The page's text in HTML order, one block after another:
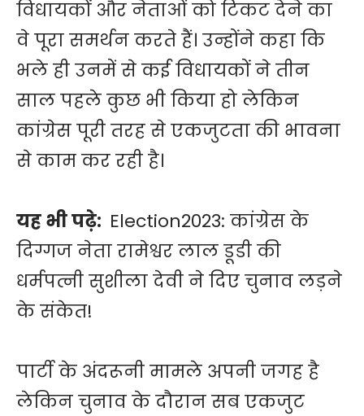
विधायकों और नेताओं को टिकट देने का
वे पूरा समर्थन करते हैं। उन्होंने कहा कि
भले ही उनमें से कई विधायकों ने तीन
साल पहले कुछ भी किया हो लेकिन
कांग्रेस पूरी तरह से एकजुटता की भावना
से काम कर रही है।
यह भी पढ़े: Election2023: कांग्रेस के
दिग्गज नेता रामेश्वर लाल डूडी की
धर्मपत्नी सुशीला देवी ने दिए चुनाव लड़ने
के संकेत!
पार्टी के अंदरूनी मामले अपनी जगह है
लेकिन चुनाव के दौरान सब एकजुट